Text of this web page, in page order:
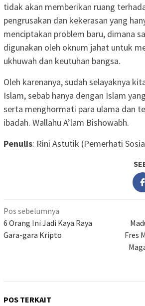
tidak akan memberikan ruang
pengrusakan dan kekerasan yang
menciptakan problem baru, dimana
digunakan oleh oknum jahat untuk
ukhuwah dan keutuhan bangsa.
Oleh karenanya, sudah selayaknya
Islam, sebab hanya dengan Islam
serta menghormati para ulama dan
ibadah. Wallahu A’lam Bishowabh.
Penulis: Rini Astutik (Pemerhati
Navigasi
pos
Pos sebelumnya
6 Orang Ini Jadi Kaya Raya
Gara-gara Kripto
Fres
POS TERKAIT